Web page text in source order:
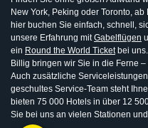
New York, Peking oder Toronto,
hier buchen Sie einfach, schnell,
unsere Erfahrung mitGabelflügen
ein Round the World Ticketbei uns.
Billig bringen wir Sie in die Ferne
Auch zusätzliche
geschultes Service-Team steht
bieten 75 000 Hotels in über 12
Sie bei uns an vielen Stationen